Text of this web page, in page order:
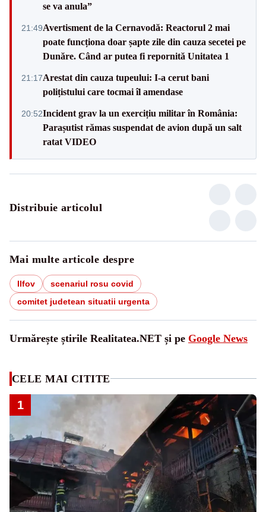
se va anula”
21:49Avertisment de la Cernavodă: Reactorul 2 mai
poate funcționa doar șapte zile din cauza secetei pe
Dunăre. Când ar putea fi repornită Unitatea 1
21:17Arestat din cauza tupeului: I-a cerut bani
polițistului care tocmai îl amendase
20:52Incident grav la un exercițiu militar în România:
Parașutist rămas suspendat de avion după un salt
ratat VIDEO
Distribuie articolul
Mai multe articole despre
Ilfov
scenariul rosu covid
comitet judetean situatii urgenta
Urmărește știrile Realitatea.NET și pe Google News
CELE MAI CITITE
1